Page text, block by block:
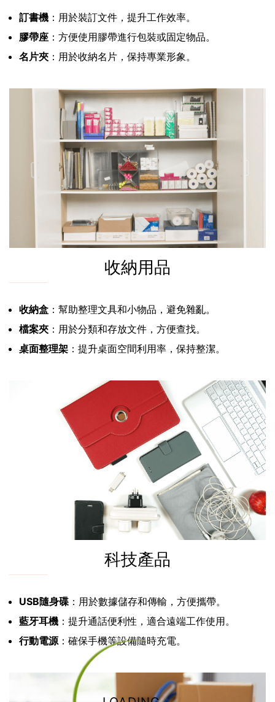
訂書機 ：用於裝訂文件，提升工作效率。
膠帶座 ：方便使用膠帶進行包裝或固定物品。
名片夾 ：用於收納名片，保持專業形象。
收納用品
收納盒 ：幫助整理文具和小物品，避免雜亂。
檔案夾 ：用於分類和存放文件，方便查找。
桌面整理架 ：提升桌面空間利用率，保持整潔。
科技產品
USB隨身碟 ：用於數據儲存和傳輸，方便攜帶。
藍牙耳機 ：提升通話便利性，適合遠端工作使用。
行動電源：確保手機等設備隨時充電。